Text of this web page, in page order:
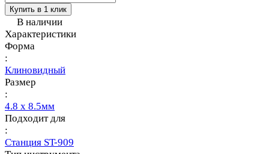
Купить в 1 клик
В наличии
Характеристики
Форма
:
Клиновидный
Размер
:
4.8 х 8.5мм
Подходит для
:
Станция ST-909